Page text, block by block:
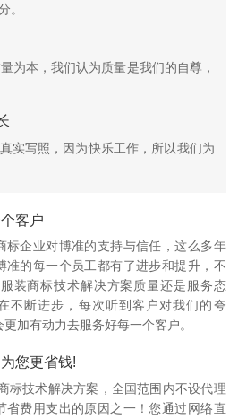
。
为本，我们认为质量是我们的自尊，
实写照，因为快乐工作，所以我们为
客户
标企业对博准的支持与信任，这么多年
准的每一个员工都有了进步和提升，不
装商标技术解决方案质量还是服务态
不断进步，每次听到客户对我们的夸
加有动力去服务好每一个客户。
您更省钱!
标技术解决方案，全国范围内不设代理
省费用支出的原因之一！您通过网络直